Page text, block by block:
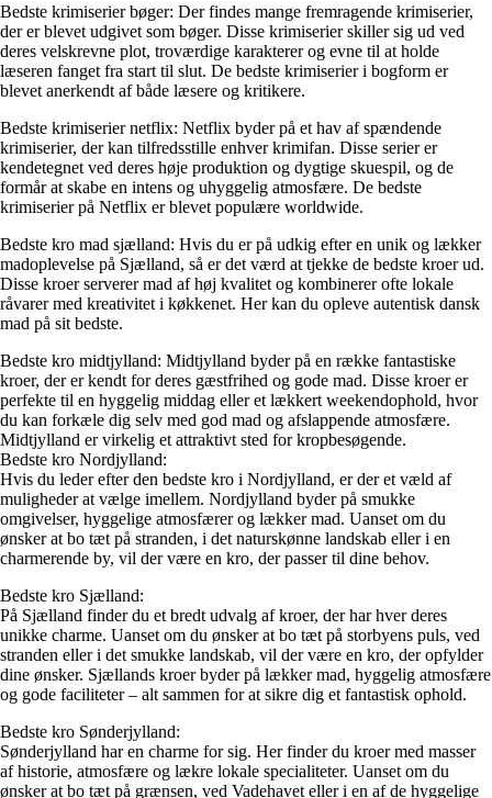
Bedste krimiserier bøger: Der findes mange fremragende krimiserier,
der er blevet udgivet som bøger. Disse krimiserier skiller sig ud ved
deres velskrevne plot, troværdige karakterer og evne til at holde
læseren fanget fra start til slut. De bedste krimiserier i bogform er
blevet anerkendt af både læsere og kritikere.
Bedste krimiserier netflix: Netflix byder på et hav af spændende
krimiserier, der kan tilfredsstille enhver krimifan. Disse serier er
kendetegnet ved deres høje produktion og dygtige skuespil, og de
formår at skabe en intens og uhyggelig atmosfære. De bedste
krimiserier på Netflix er blevet populære worldwide.
Bedste kro mad sjælland: Hvis du er på udkig efter en unik og lækker
madoplevelse på Sjælland, så er det værd at tjekke de bedste kroer ud.
Disse kroer serverer mad af høj kvalitet og kombinerer ofte lokale
råvarer med kreativitet i køkkenet. Her kan du opleve autentisk dansk
mad på sit bedste.
Bedste kro midtjylland: Midtjylland byder på en række fantastiske
kroer, der er kendt for deres gæstfrihed og gode mad. Disse kroer er
perfekte til en hyggelig middag eller et lækkert weekendophold, hvor
du kan forkæle dig selv med god mad og afslappende atmosfære.
Midtjylland er virkelig et attraktivt sted for kropbesøgende.
Bedste kro Nordjylland:
Hvis du leder efter den bedste kro i Nordjylland, er der et væld af
muligheder at vælge imellem. Nordjylland byder på smukke
omgivelser, hyggelige atmosfærer og lækker mad. Uanset om du
ønsker at bo tæt på stranden, i det naturskønne landskab eller i en
charmerende by, vil der være en kro, der passer til dine behov.
Bedste kro Sjælland:
På Sjælland finder du et bredt udvalg af kroer, der har hver deres
unikke charme. Uanset om du ønsker at bo tæt på storbyens puls, ved
stranden eller i det smukke landskab, vil der være en kro, der opfylder
dine ønsker. Sjællands kroer byder på lækker mad, hyggelig atmosfære
og gode faciliteter – alt sammen for at sikre dig et fantastisk ophold.
Bedste kro Sønderjylland:
Sønderjylland har en charme for sig. Her finder du kroer med masser
af historie, atmosfære og lækre lokale specialiteter. Uanset om du
ønsker at bo tæt på grænsen, ved Vadehavet eller i en af de hyggelige